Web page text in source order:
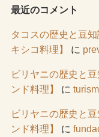
最近のコメント
タコスの歴史と豆
キシコ料理】
に
ビリヤニの歴史と
ンド料理】
に
ビリヤニの歴史と
ンド料理】
に